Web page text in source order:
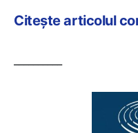
Citește articolul